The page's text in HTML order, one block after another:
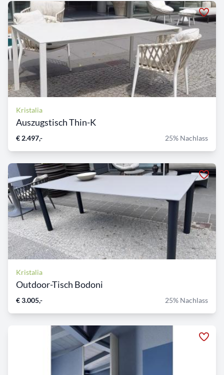
Kristalia
Auszugstisch Thin-K
€ 2.497,- 25% Nachlass
Kristalia
Outdoor-Tisch Bodoni
€ 3.005,- 25% Nachlass